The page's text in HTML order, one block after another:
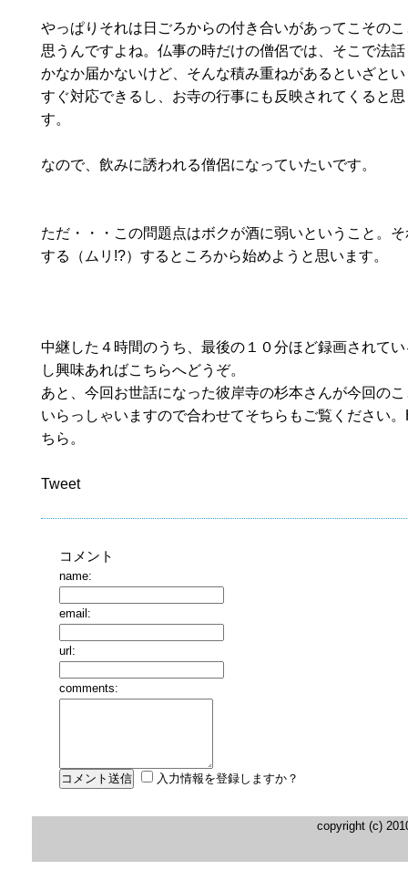
やっぱりそれは日ごろからの付き合いがあってこその
思うんですよね。仏事の時だけの僧侶では、そこで法
かなか届かないけど、そんな積み重ねがあるといざと
すぐ対応できるし、お寺の行事にも反映されてくると
す。
なので、飲みに誘われる僧侶になっていたいです。
ただ・・・この問題点はボクが酒に弱いということ。
する（ムリ!?）するところから始めようと思います。
中継した４時間のうち、最後の１０分ほど録画されて
し興味あればこちらへどうぞ。
あと、今回お世話になった彼岸寺の杉本さんが今回の
いらっしゃいますので合わせてそちらもご覧ください
ちら。
Tweet
コメント
name:
email:
url:
comments:
入力情報を登録しますか？
copyright (c)